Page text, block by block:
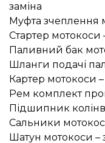
заміна
Муфта зчеплення
Стартер мотокоси
Паливний бак
Шланги подачі
Картер мотокоси –
Рем комплект
Підшипник
Сальники
Шатун мотокоси –